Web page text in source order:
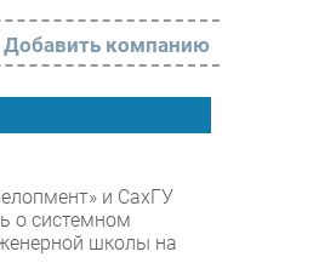
Добавить компанию
и СахГУ
о системном
школы на